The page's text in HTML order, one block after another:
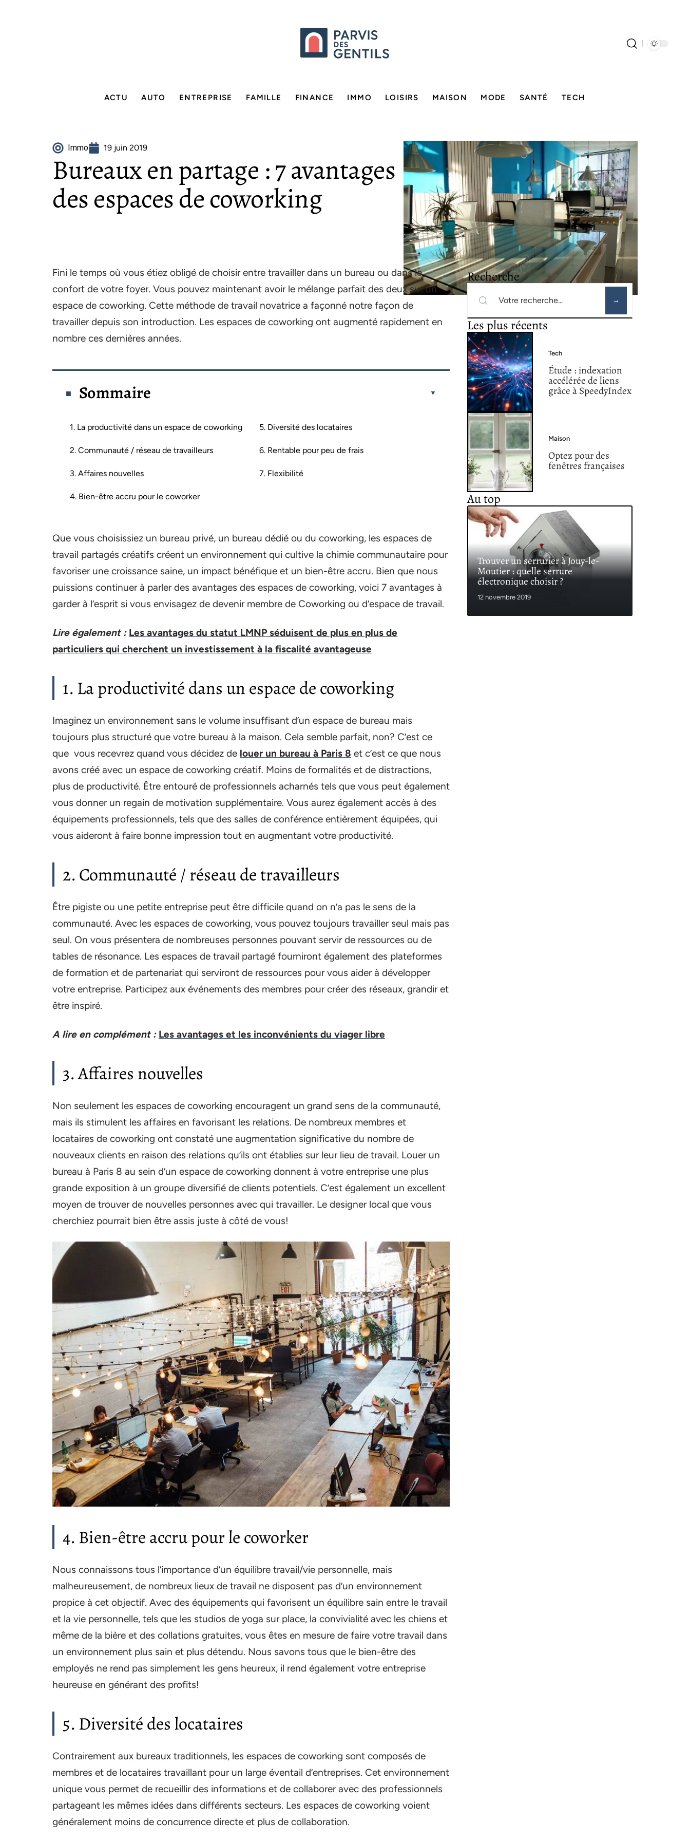
ACTU AUTO ENTREPRISE FAMILLE FINANCE IMMO LOISIRS MAISON MODE SANTÉ TECH
Immo 19 juin 2019
Bureaux en partage : 7 avantages
des espaces de coworking
Fini le temps où vous étiez obligé de choisir entre travailler dans un bureau ou dans le
confort de votre foyer. Vous pouvez maintenant avoir le mélange parfait des deux sur un
espace de coworking. Cette méthode de travail novatrice a façonné notre façon de
travailler depuis son introduction. Les espaces de coworking ont augmenté rapidement en
nombre ces dernières années.
Sommaire
1. La productivité dans un espace de coworking
2. Communauté / réseau de travailleurs
3. Affaires nouvelles
4. Bien-être accru pour le coworker
5. Diversité des locataires
6. Rentable pour peu de frais
7. Flexibilité
Que vous choisissiez un bureau privé, un bureau dédié ou du coworking, les espaces de
travail partagés créatifs créent un environnement qui cultive la chimie communautaire pour
favoriser une croissance saine, un impact bénéfique et un bien-être accru. Bien que nous
puissions continuer à parler des avantages des espaces de coworking, voici 7 avantages à
garder à l’esprit si vous envisagez de devenir membre de Coworking ou d’espace de travail.
Lire également : Les avantages du statut LMNP séduisent de plus en plus de
particuliers qui cherchent un investissement à la fiscalité avantageuse
1. La productivité dans un espace de coworking
Imaginez un environnement sans le volume insuffisant d’un espace de bureau mais
toujours plus structuré que votre bureau à la maison. Cela semble parfait, non? C’est ce
que vous recevrez quand vous décidez de louer un bureau à Paris 8 et c’est ce que nous
avons créé avec un espace de coworking créatif. Moins de formalités et de distractions,
plus de productivité. Être entouré de professionnels acharnés tels que vous peut également
vous donner un regain de motivation supplémentaire. Vous aurez également accès à des
équipements professionnels, tels que des salles de conférence entièrement équipées, qui
vous aideront à faire bonne impression tout en augmentant votre productivité.
2. Communauté / réseau de travailleurs
Être pigiste ou une petite entreprise peut être difficile quand on n’a pas le sens de la
communauté. Avec les espaces de coworking, vous pouvez toujours travailler seul mais pas
seul. On vous présentera de nombreuses personnes pouvant servir de ressources ou de
tables de résonance. Les espaces de travail partagé fourniront également des plateformes
de formation et de partenariat qui serviront de ressources pour vous aider à développer
votre entreprise. Participez aux événements des membres pour créer des réseaux, grandir et
être inspiré.
A lire en complément : Les avantages et les inconvénients du viager libre
3. Affaires nouvelles
Non seulement les espaces de coworking encouragent un grand sens de la communauté,
mais ils stimulent les affaires en favorisant les relations. De nombreux membres et
locataires de coworking ont constaté une augmentation significative du nombre de
nouveaux clients en raison des relations qu’ils ont établies sur leur lieu de travail. Louer un
bureau à Paris 8 au sein d’un espace de coworking donnent à votre entreprise une plus
grande exposition à un groupe diversifié de clients potentiels. C’est également un excellent
moyen de trouver de nouvelles personnes avec qui travailler. Le designer local que vous
cherchiez pourrait bien être assis juste à côté de vous!
4. Bien-être accru pour le coworker
Nous connaissons tous l’importance d’un équilibre travail/vie personnelle, mais
malheureusement, de nombreux lieux de travail ne disposent pas d’un environnement
propice à cet objectif. Avec des équipements qui favorisent un équilibre sain entre le travail
et la vie personnelle, tels que les studios de yoga sur place, la convivialité avec les chiens et
même de la bière et des collations gratuites, vous êtes en mesure de faire votre travail dans
un environnement plus sain et plus détendu. Nous savons tous que le bien-être des
employés ne rend pas simplement les gens heureux, il rend également votre entreprise
heureuse en générant des profits!
5. Diversité des locataires
Contrairement aux bureaux traditionnels, les espaces de coworking sont composés de
membres et de locataires travaillant pour un large éventail d’entreprises. Cet environnement
unique vous permet de recueillir des informations et de collaborer avec des professionnels
partageant les mêmes idées dans différents secteurs. Les espaces de coworking voient
généralement moins de concurrence directe et plus de collaboration.
Recherche
Les plus récents
Tech
Étude : indexation
accélérée de liens
grâce à SpeedyIndex
Maison
Optez pour des
fenêtres françaises
Au top
Trouver un serrurier à Jouy-le-
Moutier : quelle serrure
électronique choisir ?
12 novembre 2019